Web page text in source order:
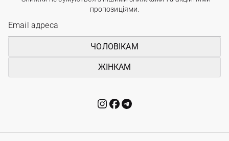
пропозиціями.
ЧОЛОВІКАМ
ЖІНКАМ